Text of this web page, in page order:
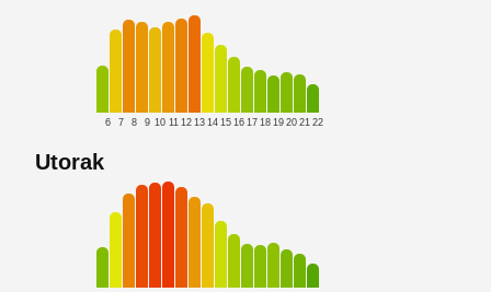
6 7 8 9 10 11 12 13 14 15 16 17 18 19 20 21 22
Utorak